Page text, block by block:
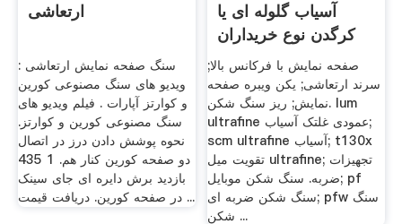
ارتعاشی
سنگ صفحه نمایش ارتعاشی :
ویدیو های سنگ مصنوعی کورین
و کوارتز آپارات . فیلم ویدیو های
سنگ مصنوعی کورین و کوارتز.
نحوه پوشش دادن درز در اتصال
دو صفحه کورین کنار هم. 1 435
بازدید برش دایره ای جای سینک
در صفحه کورین. دریافت قیمت ...
آسیاب گلوله ای یا
کرگدن نوع خریداران
صفحه نمایش با فرکانس بالا;
سرند ارتعاشی; یکن ویبره صفحه
نمایش; ریز سنگ شکن. lum
ultrafine عمودی غلتک آسیاب;
scm ultrafine آسیاب; t130x
تقویت میل ultrafine; تجهیزات
ضربه. سنگ شکن موبایل; pf
سنگ شکن ضربه ای; pfw سنگ
شکن ...